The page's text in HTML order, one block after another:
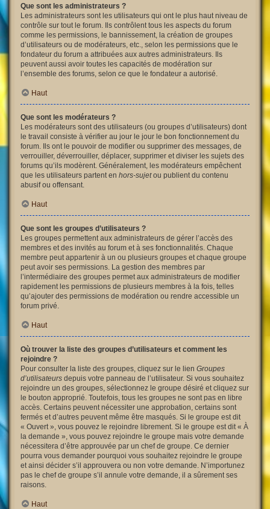
Que sont les administrateurs ?
Les administrateurs sont les utilisateurs qui ont le plus haut niveau de
contrôle sur tout le forum. Ils contrôlent tous les aspects du forum
comme les permissions, le bannissement, la création de groupes
d’utilisateurs ou de modérateurs, etc., selon les permissions que le
fondateur du forum a attribuées aux autres administrateurs. Ils
peuvent aussi avoir toutes les capacités de modération sur
l’ensemble des forums, selon ce que le fondateur a autorisé.
Haut
Que sont les modérateurs ?
Les modérateurs sont des utilisateurs (ou groupes d’utilisateurs) dont
le travail consiste à vérifier au jour le jour le bon fonctionnement du
forum. Ils ont le pouvoir de modifier ou supprimer des messages, de
verrouiller, déverrouiller, déplacer, supprimer et diviser les sujets des
forums qu’ils modèrent. Généralement, les modérateurs empêchent
que les utilisateurs partent en hors-sujetou publient du contenu
abusif ou offensant.
Haut
Que sont les groupes d’utilisateurs ?
Les groupes permettent aux administrateurs de gérer l’accès des
membres et des invités au forum et à ses fonctionnalités. Chaque
membre peut appartenir à un ou plusieurs groupes et chaque groupe
peut avoir ses permissions. La gestion des membres par
l’intermédiaire des groupes permet aux administrateurs de modifier
rapidement les permissions de plusieurs membres à la fois, telles
qu’ajouter des permissions de modération ou rendre accessible un
forum privé.
Haut
Où trouver la liste des groupes d’utilisateurs et comment les
rejoindre ?
Pour consulter la liste des groupes, cliquez sur le lien Groupes
d’utilisateurs depuis votre panneau de l’utilisateur. Si vous souhaitez
rejoindre un des groupes, sélectionnez le groupe désiré et cliquez sur
le bouton approprié. Toutefois, tous les groupes ne sont pas en libre
accès. Certains peuvent nécessiter une approbation, certains sont
fermés et d’autres peuvent même être masqués. Si le groupe est dit
« Ouvert », vous pouvez le rejoindre librement. Si le groupe est dit « À
la demande », vous pouvez rejoindre le groupe mais votre demande
nécessitera d’être approuvée par un chef de groupe. Ce dernier
pourra vous demander pourquoi vous souhaitez rejoindre le groupe
et ainsi décider s’il approuvera ou non votre demande. N’importunez
pas le chef de groupe s’il annule votre demande, il a sûrement ses
raisons.
Haut